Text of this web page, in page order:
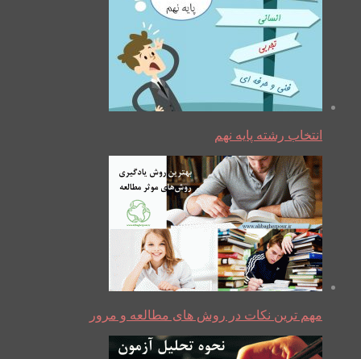
انتخاب رشته پایه نهم
مهم ترین نکات در روش های مطالعه و مرور